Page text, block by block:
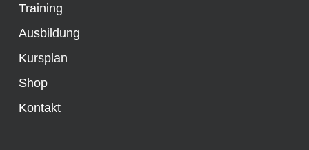
Training
Ausbildung
Kursplan
Shop
Kontakt